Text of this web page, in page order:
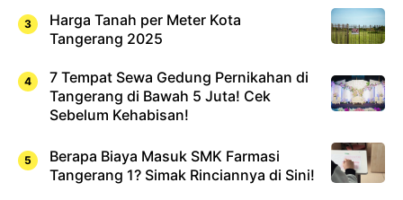
Harga Tanah per Meter Kota
Tangerang 2025
7 Tempat Sewa Gedung Pernikahan di
Tangerang di Bawah 5 Juta! Cek
Sebelum Kehabisan!
Berapa Biaya Masuk SMK Farmasi
Tangerang 1? Simak Rinciannya di Sini!